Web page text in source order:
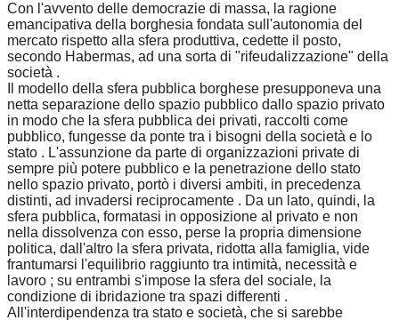
Con l'avvento delle democrazie di massa, la ragione
emancipativa della borghesia fondata sull'autonomia del
mercato rispetto alla sfera produttiva, cedette il posto,
secondo Habermas, ad una sorta di "rifeudalizzazione" della
società .
Il modello della sfera pubblica borghese presupponeva una
netta separazione dello spazio pubblico dallo spazio privato
in modo che la sfera pubblica dei privati, raccolti come
pubblico, fungesse da ponte tra i bisogni della società e lo
stato . L'assunzione da parte di organizzazioni private di
sempre più potere pubblico e la penetrazione dello stato
nello spazio privato, portò i diversi ambiti, in precedenza
distinti, ad invadersi reciprocamente . Da un lato, quindi, la
sfera pubblica, formatasi in opposizione al privato e non
nella dissolvenza con esso, perse la propria dimensione
politica, dall'altro la sfera privata, ridotta alla famiglia, vide
frantumarsi l'equilibrio raggiunto tra intimità, necessità e
lavoro ; su entrambi s'impose la sfera del sociale, la
condizione di ibridazione tra spazi differenti .
All'interdipendenza tra stato e società, che si sarebbe